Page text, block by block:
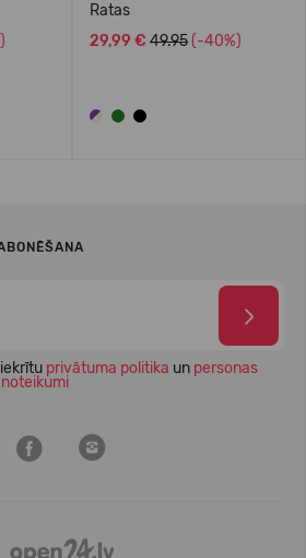
Ratas
29,99 € 49.95 (-40%)
privātuma politika un personas